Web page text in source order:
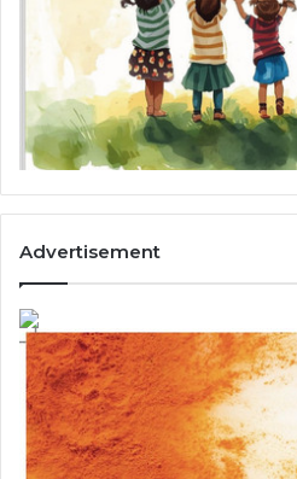
Advertisement